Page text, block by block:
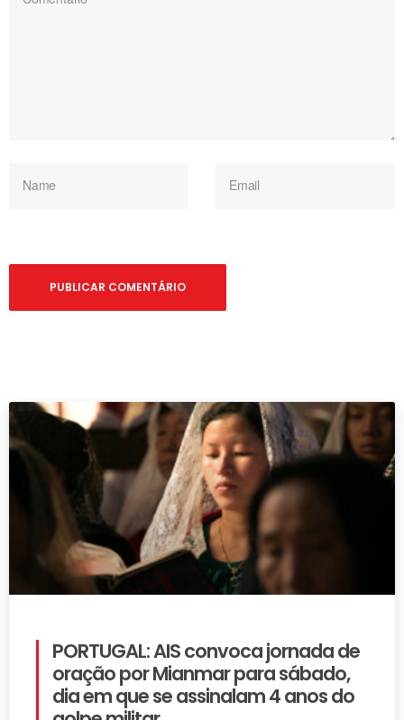
PORTUGAL: AIS convoca jornada de
oração por Mianmar para sábado,
dia em que se assinalam 4 anos do